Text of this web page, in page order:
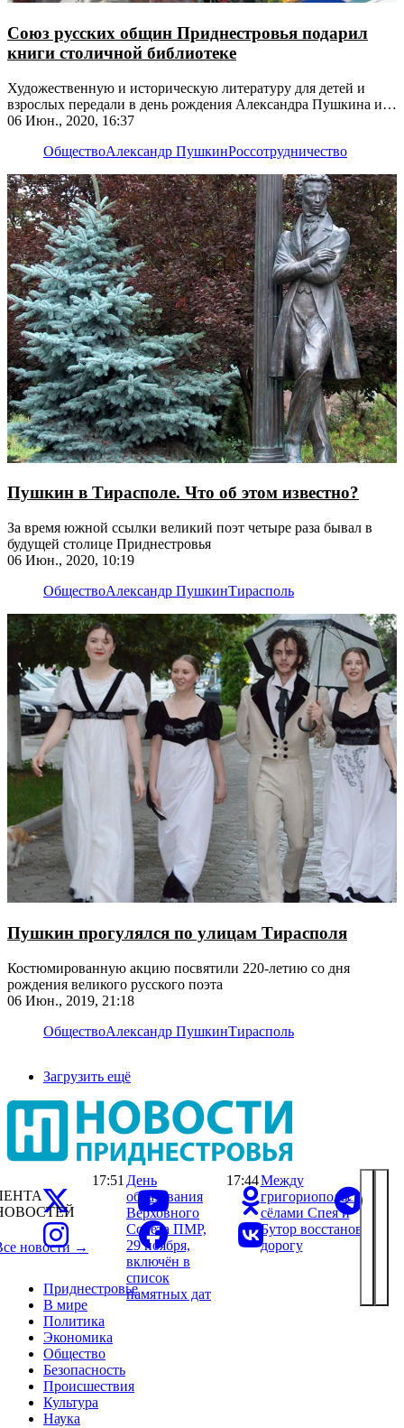
Союз русских общин Приднестровья подарил
книги столичной библиотеке
Художественную и историческую литературу для детей и
взрослых передали в день рождения Александра Пушкина и
Международный день русского языка
06 Июн., 2020, 16:37
ОбществоАлександр ПушкинРоссотрудничество
Пушкин в Тирасполе. Что об этом известно?
За время южной ссылки великий поэт четыре раза бывал в
будущей столице Приднестровья
06 Июн., 2020, 10:19
ОбществоАлександр ПушкинТирасполь
Пушкин прогулялся по улицам Тирасполя
Костюмированную акцию посвятили 220-летию со дня
рождения великого русского поэта
06 Июн., 2019, 21:18
ОбществоАлександр ПушкинТирасполь
Загрузить ещё
Приднестровье
В мире
Политика
Экономика
Общество
Безопасность
Происшествия
Культура
Наука
новости →
17:51 День
образования
Верховного
Совета ПМР,
29 ноября,
включён в
список
памятных дат
17:44Между
григориопольскими
сёлами Спея и
Бутор восстановили
дорогу